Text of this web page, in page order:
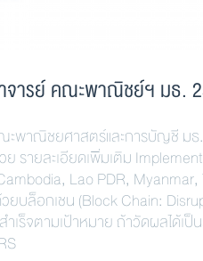
จารย์ คณะพาณิชย์ฯ มธ.
พาณิชยศาสตร์และการบัญชี มธ.
รายละเอียดเพิ่มเติม
Lao PDR,
บล็อกเชน (Block Chain:
ำเร็จตามเป้าหมาย ถ้าวัดผลได้